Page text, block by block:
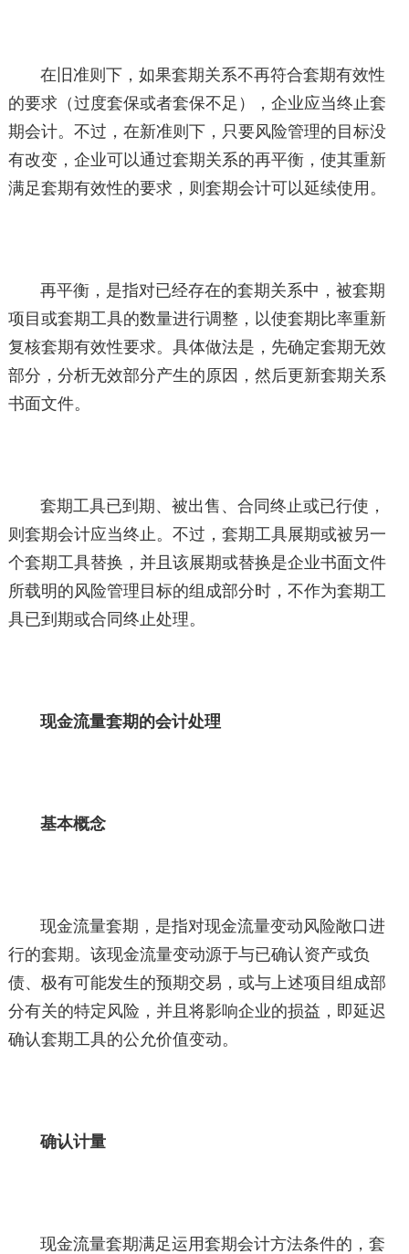
在旧准则下，如果套期关系不再符合套期有效性
的要求（过度套保或者套保不足），企业应当终止套
期会计。不过，在新准则下，只要风险管理的目标没
有改变，企业可以通过套期关系的再平衡，使其重新
满足套期有效性的要求，则套期会计可以延续使用。
再平衡，是指对已经存在的套期关系中，被套期
项目或套期工具的数量进行调整，以使套期比率重新
复核套期有效性要求。具体做法是，先确定套期无效
部分，分析无效部分产生的原因，然后更新套期关系
书面文件。
套期工具已到期、被出售、合同终止或已行使，
则套期会计应当终止。不过，套期工具展期或被另一
个套期工具替换，并且该展期或替换是企业书面文件
所载明的风险管理目标的组成部分时，不作为套期工
具已到期或合同终止处理。
现金流量套期的会计处理
基本概念
现金流量套期，是指对现金流量变动风险敞口进
行的套期。该现金流量变动源于与已确认资产或负
债、极有可能发生的预期交易，或与上述项目组成部
分有关的特定风险，并且将影响企业的损益，即延迟
确认套期工具的公允价值变动。
确认计量
现金流量套期满足运用套期会计方法条件的，套